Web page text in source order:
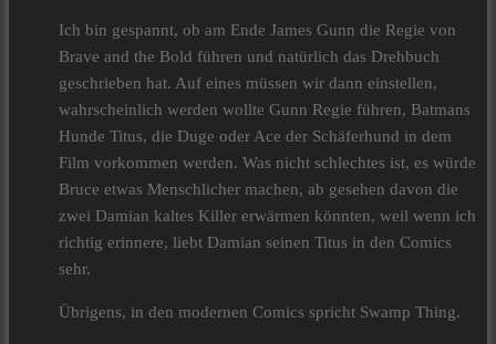
Ich bin gespannt, ob am Ende James Gunn die Regie von
Brave and the Bold führen und natürlich das Drehbuch
geschrieben hat. Auf eines müssen wir dann einstellen,
wahrscheinlich werden wollte Gunn Regie führen, Batmans
Hunde Titus, die Duge oder Ace der Schäferhund in dem
Film vorkommen werden. Was nicht schlechtes ist, es würde
Bruce etwas Menschlicher machen, ab gesehen davon die
zwei Damian kaltes Killer erwärmen könnten, weil wenn ich
richtig erinnere, liebt Damian seinen Titus in den Comics
sehr.
Übrigens, in den modernen Comics spricht Swamp Thing.